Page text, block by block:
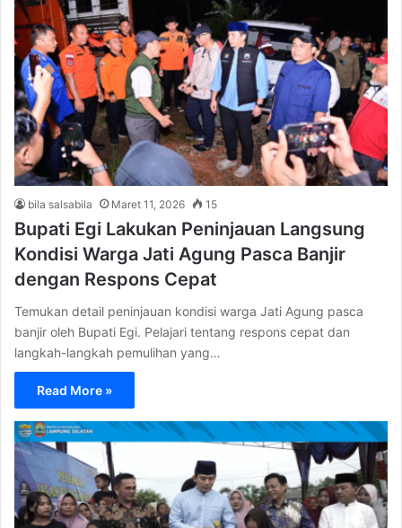
bila salsabila Maret 11, 2026 15
Bupati Egi Lakukan Peninjauan Langsung
Kondisi Warga Jati Agung Pasca Banjir
dengan Respons Cepat
Temukan detail peninjauan kondisi warga Jati Agung pasca
banjir oleh Bupati Egi. Pelajari tentang respons cepat dan
langkah-langkah pemulihan yang…
Read More »